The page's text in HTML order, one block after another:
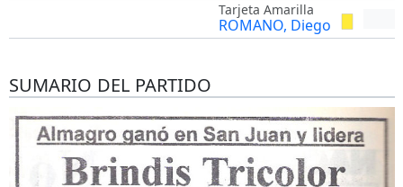
Tarjeta Amarilla
ROMANO, Diego
SUMARIO DEL PARTIDO